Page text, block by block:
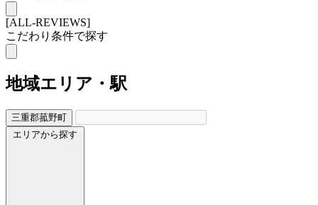
[ALL-REVIEWS]
こだわり条件で探す
地域エリア・駅
三重郡菰野町
エリアから探す